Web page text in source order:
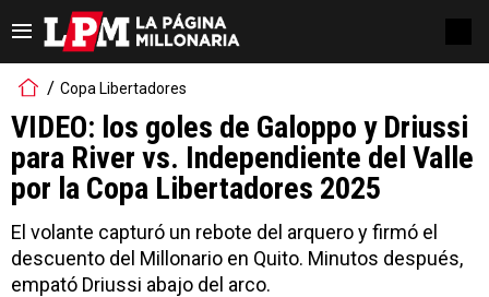
Copa Libertadores
VIDEO: los goles de Galoppo y Driussi
para River vs. Independiente del Valle
por la Copa Libertadores 2025
El volante capturó un rebote del arquero y firmó el
descuento del Millonario en Quito. Minutos después,
empató Driussi abajo del arco.